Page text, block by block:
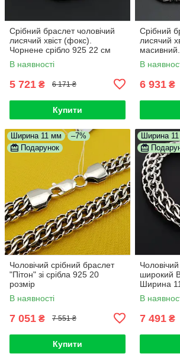
Срібний браслет чоловічий
лисячий хвіст (фокс).
Чорнене срібло 925 22 см
В наявності
5 721 ₴ 6 171 ₴
Купити
Срібний
лисячий
В
6 931 ₴
Ширина 11 мм
–7%
Подарунок
Чоловічий срібний браслет
"Пітон" зі срібла 925 20
розмір
В наявності
7 051 ₴ 7 551 ₴
Купити
Ширина
широкий
Ширина
довжина
В
7 491 ₴